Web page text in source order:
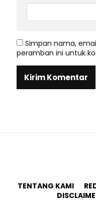
Simpan nama,
peramban ini untuk
TENTANG KAMI